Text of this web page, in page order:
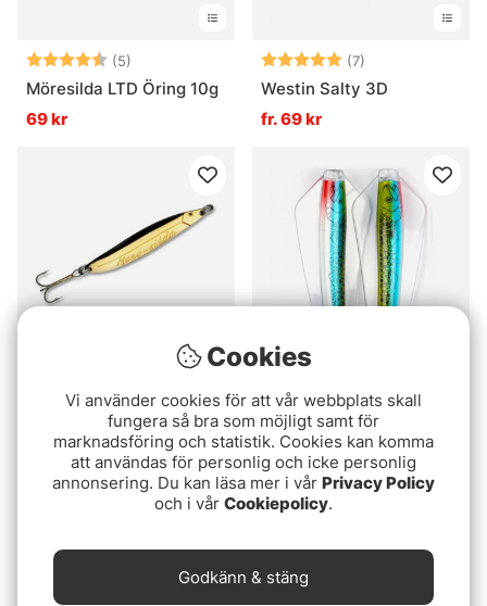
Betyg: (5)
4.4 utav 5 stjärnor
Möresilda LTD Öring 10g
69 kr
Betyg: (7)
Westin Salty 3D
fr. 69 kr
Möresilda 18g
85 kr
Little Tasmanian Devil
79 kr
Cookies
Vi använder cookies för att vår webbplats skall
fungera så bra som möjligt samt för
marknadsföring och statistik. Cookies kan komma
att användas för personlig och icke personlig
annonsering. Du kan läsa mer i vår Privacy Policy
och i vår Cookiepolicy.
Godkänn & stäng